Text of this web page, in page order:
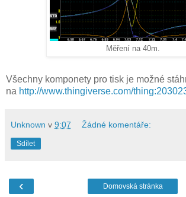
Měření na 40m.
Všechny komponety pro tisk je možné
na http://www.thingiverse.com/
Unknown v 9:07 Žádné komentáře:
Sdílet
‹ Domovská stránka